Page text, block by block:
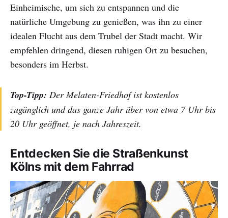
Einheimische, um sich zu entspannen und die
natürliche Umgebung zu genießen, was ihn zu einer
idealen Flucht aus dem Trubel der Stadt macht. Wir
empfehlen dringend, diesen ruhigen Ort zu besuchen,
besonders im Herbst.
Top-Tipp: Der Melaten-Friedhof ist kostenlos
zugänglich und das ganze Jahr über von etwa 7 Uhr bis
20 Uhr geöffnet, je nach Jahreszeit.
Entdecken Sie die Straßenkunst
Kölns mit dem Fahrrad